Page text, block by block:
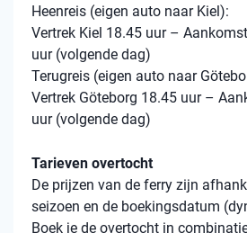
Heenreis (eigen auto naar Kiel):
Vertrek Kiel 18.45 uur –
uur (volgende dag)
Terugreis (eigen auto naar
Vertrek Göteborg 18.45 uur –
uur (volgende dag)
Tarieven overtocht
De prijzen van de ferry zijn
seizoen en de boekingsdatum
Boek je de overtocht in